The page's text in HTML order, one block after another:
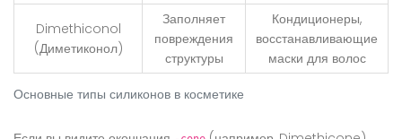
Основные типы силиконов в косметике
Dimethiconol
(Диметиконол)
Заполняет
повреждения
структуры
Кондиционеры,
восстанавливающие
маски для волос